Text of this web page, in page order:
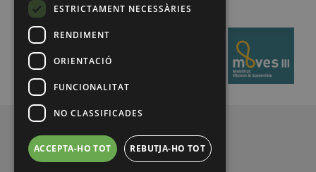
ESTRICTAMENT NECESSÀRIES
RENDIMENT
ORIENTACIÓ
FUNCIONALITAT
NO CLASSIFICADES
ACCEPTA-HO TOT REBUTJA-HO TOT